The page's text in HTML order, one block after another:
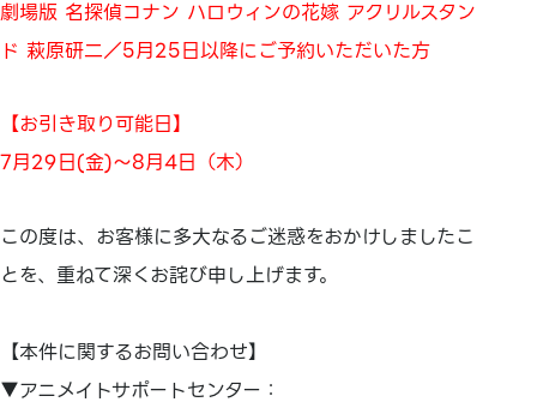
劇場版 名探偵コナン ハロウィンの花嫁 アクリルスタン
ド 萩原研二／5月25日以降にご予約いただいた方
【お引き取り可能日】
7月29日(金)～8月4日（木）
この度は、お客様に多大なるご迷惑をおかけしましたこ
とを、重ねて深くお詫び申し上げます。
【本件に関するお問い合わせ】
▼アニメイトサポートセンター：